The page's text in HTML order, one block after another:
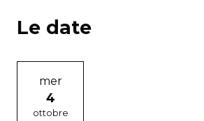
Le date
mer
4
ottobre